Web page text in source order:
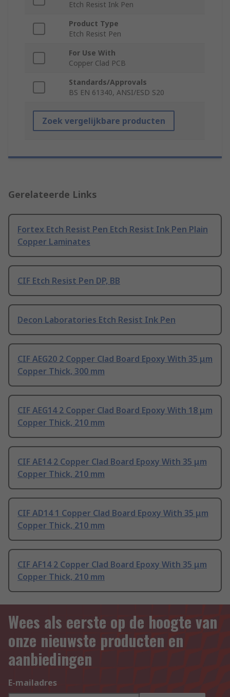
Etch Resist Ink Pen
Product Type
Etch Resist Pen
For Use With
Copper Clad PCB
Standards/Approvals
BS EN 61340, ANSI/ESD S20
Zoek vergelijkbare producten
Gerelateerde Links
Fortex Etch Resist Pen Etch Resist Ink Pen Plain
Copper Laminates
CIF Etch Resist Pen DP, BB
Decon Laboratories Etch Resist Ink Pen
CIF AEG20 2 Copper Clad Board Epoxy With 35 μm
Copper Thick, 300 mm
CIF AEG14 2 Copper Clad Board Epoxy With 18 μm
Copper Thick, 210 mm
CIF AE14 2 Copper Clad Board Epoxy With 35 μm
Copper Thick, 210 mm
CIF AD14 1 Copper Clad Board Epoxy With 35 μm
Copper Thick, 210 mm
CIF AF14 2 Copper Clad Board Epoxy With 35 μm
Copper Thick, 210 mm
Wees als eerste op de hoogte van
onze nieuwste producten en
aanbiedingen
E-mailadres